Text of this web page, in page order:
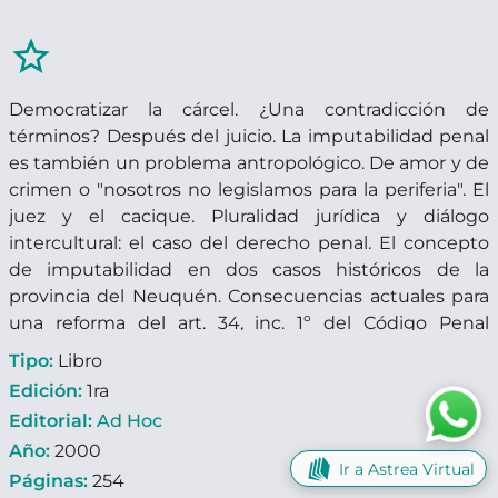
star_border
Democratizar la cárcel. ¿Una contradicción de
términos? Después del juicio. La imputabilidad penal
es también un problema antropológico. De amor y de
crimen o "nosotros no legislamos para la periferia". El
juez y el cacique. Pluralidad jurídica y diálogo
intercultural: el caso del derecho penal. El concepto
de imputabilidad en dos casos históricos de la
provincia del Neuquén. Consecuencias actuales para
una reforma del art. 34, inc. 1º del Código Penal
argentino.
Tipo: Libro
Edición: 1ra
Editorial: Ad Hoc
Año: 2000
Páginas: 254
Ir a Astrea Virtual